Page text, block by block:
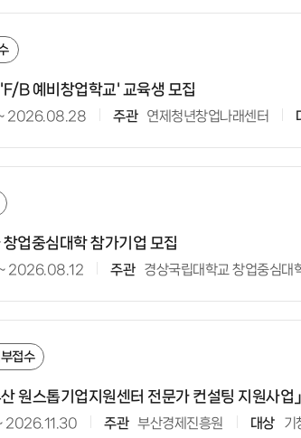
B 예비창업학교' 교육생 모집
2026.08.28 주관 연제청년창업나래센터
업중심대학 참가기업 모집
2026.08.12 주관 경상국립대학교 창업중심대
접수
원스톱기업지원센터 전문가 컨설팅 지원사업
2026.11.30 주관 부산경제진흥원 대상 기